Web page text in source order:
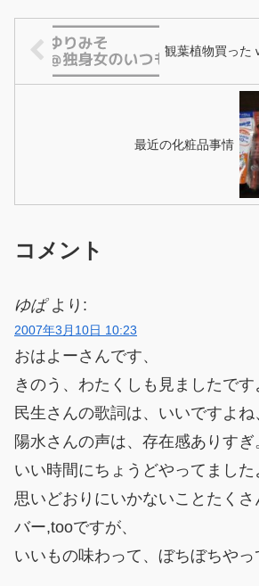
ートに参加した著名なアーテ
ィス...
観葉植物買った
最近の化粧品事情
コメント
ゆぱ より:
2007年3月10日 10:23
おはよーさんです、
きのう、わたくしも見ましたです
民生さんの歌詞は、いいですよね
陽水さんの声は、存在感ありすぎ
いい時間にちょうどやってました
思いどおりにいかないことたく
バー,tooですが、
いいもの味わって、ぼちぼちやっ